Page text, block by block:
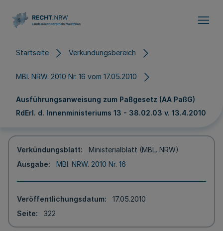
Startseite Verkündungsbereich
MBl. NRW. 2010 Nr. 16 vom 17.05.2010
Ausführungsanweisung zum Paßgesetz (AA PaßG)
RdErl. d. Innenministeriums 13 - 38.02.03 v. 13.4.2010
Verkündungsblatt
Ministerialblatt (MBL. NRW)
Ausgabe
MBl. NRW. 2010 Nr. 16
Veröffentlichungsdatum
17.05.2010
Seite
322